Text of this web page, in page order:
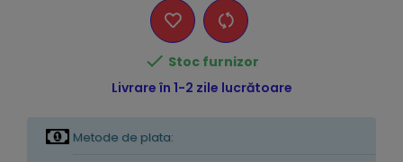
 Stoc furnizor
Livrare în 1-2 zile lucrătoare
Metode de plata: